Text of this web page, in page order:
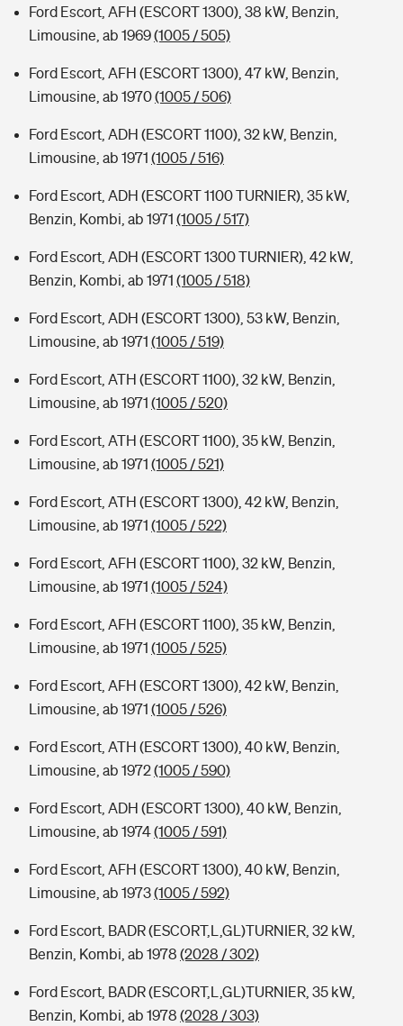
Ford Escort, AFH (ESCORT 1300), 38 kW, Benzin,
Limousine, ab 1969(1005 / 505)
Ford Escort, AFH (ESCORT 1300), 47 kW, Benzin,
Limousine, ab 1970(1005 / 506)
Ford Escort, ADH (ESCORT 1100), 32 kW, Benzin,
Limousine, ab 1971 (1005 / 516)
Ford Escort, ADH (ESCORT 1100 TURNIER), 35 kW,
Benzin, Kombi, ab 1971 (1005 / 517)
Ford Escort, ADH (ESCORT 1300 TURNIER), 42 kW,
Benzin, Kombi, ab 1971 (1005 / 518)
Ford Escort, ADH (ESCORT 1300), 53 kW, Benzin,
Limousine, ab 1971 (1005 / 519)
Ford Escort, ATH (ESCORT 1100), 32 kW, Benzin,
Limousine, ab 1971 (1005 / 520)
Ford Escort, ATH (ESCORT 1100), 35 kW, Benzin,
Limousine, ab 1971 (1005 / 521)
Ford Escort, ATH (ESCORT 1300), 42 kW, Benzin,
Limousine, ab 1971 (1005 / 522)
Ford Escort, AFH (ESCORT 1100), 32 kW, Benzin,
Limousine, ab 1971 (1005 / 524)
Ford Escort, AFH (ESCORT 1100), 35 kW, Benzin,
Limousine, ab 1971 (1005 / 525)
Ford Escort, AFH (ESCORT 1300), 42 kW, Benzin,
Limousine, ab 1971 (1005 / 526)
Ford Escort, ATH (ESCORT 1300), 40 kW, Benzin,
Limousine, ab 1972(1005 / 590)
Ford Escort, ADH (ESCORT 1300), 40 kW, Benzin,
Limousine, ab 1974(1005 / 591)
Ford Escort, AFH (ESCORT 1300), 40 kW, Benzin,
Limousine, ab 1973(1005 / 592)
Ford Escort, BADR (ESCORT,L,GL)TURNIER, 32 kW,
Benzin, Kombi, ab 1978 (2028 / 302)
Ford Escort, BADR (ESCORT,L,GL)TURNIER, 35 kW,
Benzin, Kombi, ab 1978 (2028 / 303)